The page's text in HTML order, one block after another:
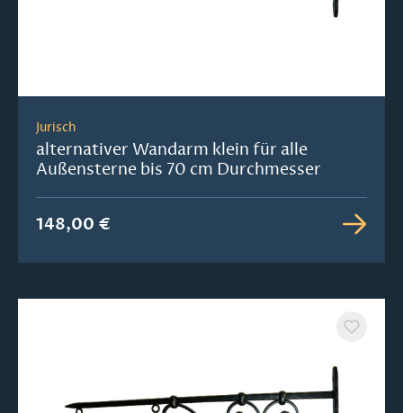
Jurisch
alternativer Wandarm klein für alle
Außensterne bis 70 cm Durchmesser
148,00 €